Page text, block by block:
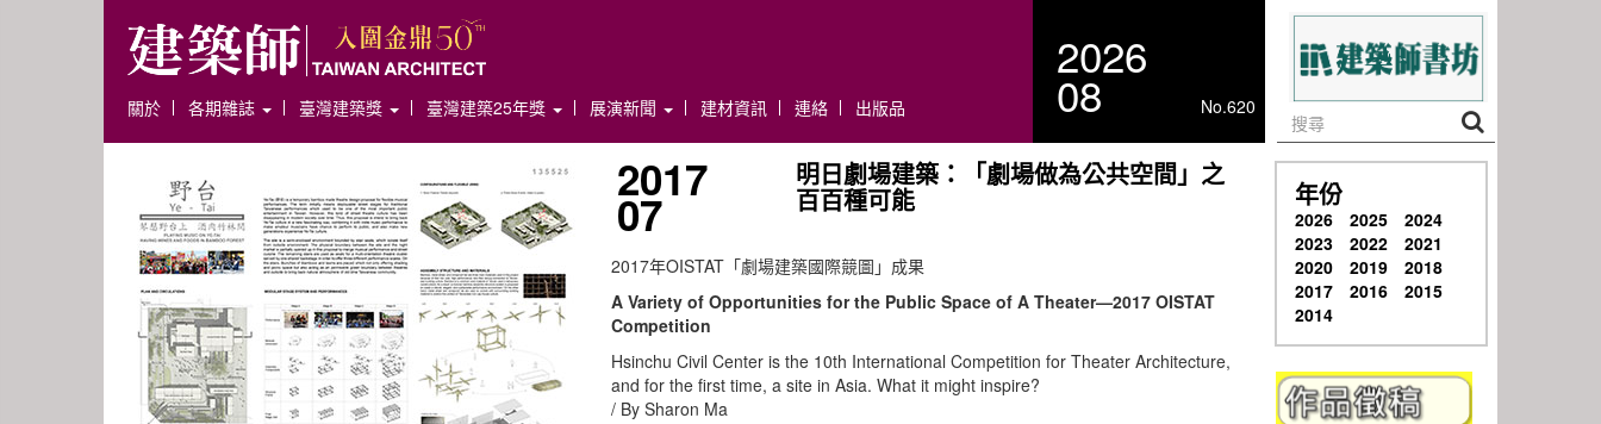
關於 各期雜誌 臺灣建築獎 臺灣建築25年獎 展演新聞 建材資訊 連絡 出版品
2026
08 No.620
2017
07
明日劇場建築：「劇場做為公共空間」之
百百種可能
2017年OISTAT「劇場建築國際競圖」成果
A Variety of Opportunities for the Public Space of A Theater—2017 OISTAT
Competition
Hsinchu Civil Center is the 10th International Competition for Theater Architecture,
and for the first time, a site in Asia. What it might inspire?
/ By Sharon Ma
年份
2026 2025
2024
2023
2022
2021
2020
2019
2018
2017
2016
2015
2014